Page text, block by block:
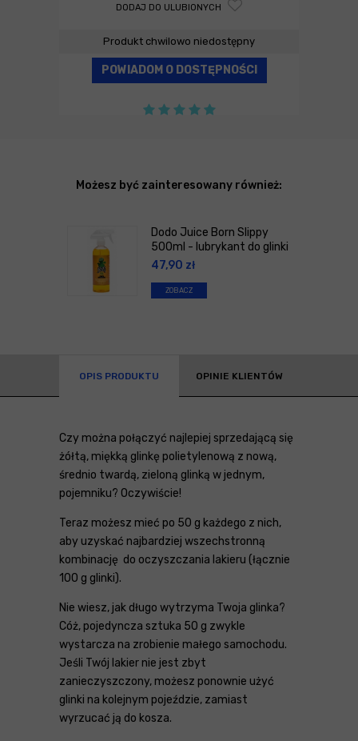
DODAJ DO ULUBIONYCH
Produkt chwilowo niedostępny
POWIADOM O DOSTĘPNOŚCI
Możesz być zainteresowany również:
Dodo Juice Born Slippy
500ml - lubrykant do glinki
47,90 zł
ZOBACZ
OPIS PRODUKTU OPINIE KLIENTÓW
Czy można połączyć najlepiej sprzedającą się
żółtą, miękką glinkę polietylenową z nową,
średnio twardą, zieloną glinką w jednym,
pojemniku? Oczywiście!
Teraz możesz mieć po 50 g każdego z nich,
aby uzyskać najbardziej wszechstronną
kombinację do oczyszczania lakieru (łącznie
100 g glinki).
Nie wiesz, jak długo wytrzyma Twoja glinka?
Cóż, pojedyncza sztuka 50 g zwykle
wystarcza na zrobienie małego samochodu.
Jeśli Twój lakier nie jest zbyt
zanieczyszczony, możesz ponownie użyć
glinki na kolejnym pojeździe, zamiast
wyrzucać ją do kosza.